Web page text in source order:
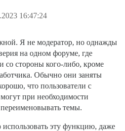
16:47:24
Я не модератор, но однажды
на одном форуме, где
со стороны кого-либо, кроме
Обычно они заняты
что пользователи с
при необходимости
темы.
эту функцию, даже